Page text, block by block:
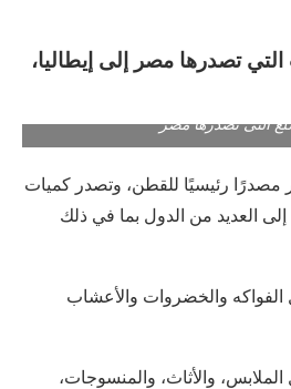
التي تصدرها مصر إلى إيطاليا،
التى تصدرها مصر
مصدرًا رئيسيًا للقطن، وتصدر كميات
العديد من الدول بما في ذلك
الفواكه والخضروات والأعشاب
الملابس، والأثاث، والمنسوجات،